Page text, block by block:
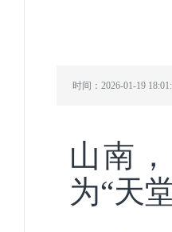
时间：2026-01-19
山南
为“天